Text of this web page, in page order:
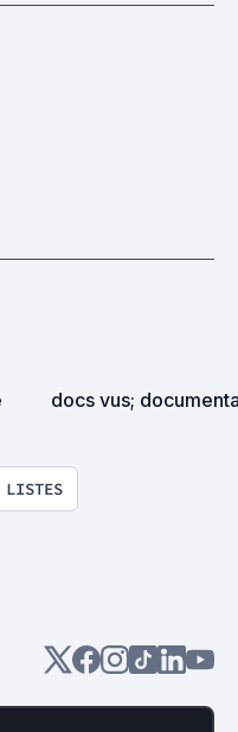
docs vus;
LISTES